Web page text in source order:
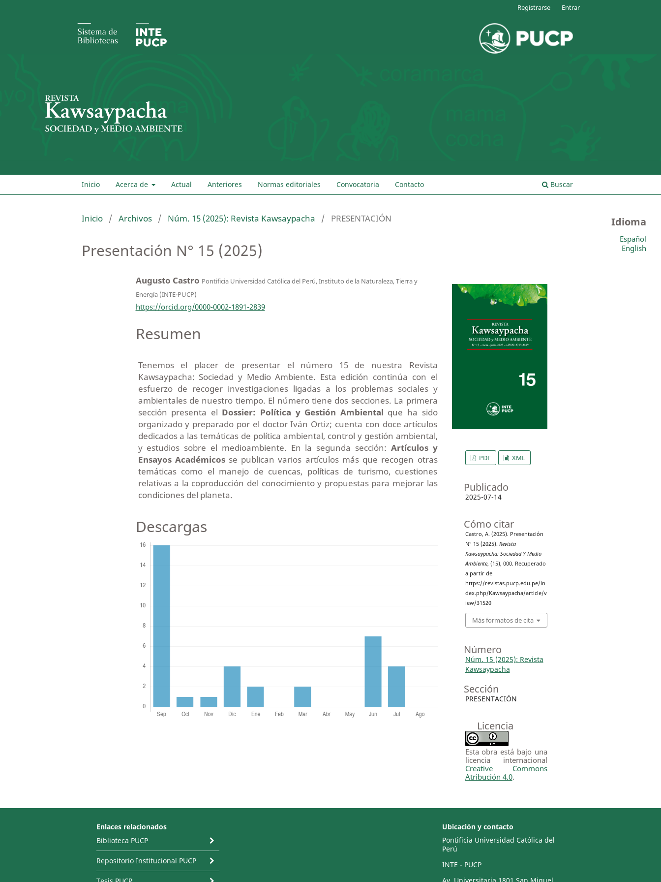
Inicio Acerca de Actual Anteriores Normas editoriales Convocatoria Contacto Buscar
Registrarse Entrar
Inicio / Archivos / Núm. 15 (2025): Revista Kawsaypacha / PRESENTACIÓN
Presentación N° 15 (2025)
Augusto Castro Pontificia Universidad Católica del Perú, Instituto de la Naturaleza, Tierra y
Energía (INTE-PUCP)
https://orcid.org/0000-0002-1891-2839
Resumen
Tenemos el placer de presentar el número 15 de nuestra Revista
Kawsaypacha: Sociedad y Medio Ambiente. Esta edición continúa con el
esfuerzo de recoger investigaciones ligadas a los problemas sociales y
ambientales de nuestro tiempo. El número tiene dos secciones. La primera
sección presenta el Dossier: Política y Gestión Ambiental que ha sido
organizado y preparado por el doctor Iván Ortiz; cuenta con doce artículos
dedicados a las temáticas de política ambiental, control y gestión ambiental,
y estudios sobre el medioambiente. En la segunda sección: Artículos y
Ensayos Académicosse publican varios artículos más que recogen otras
temáticas como el manejo de cuencas, políticas de turismo, cuestiones
relativas a la coproducción del conocimiento y propuestas para mejorar las
condiciones del planeta.
Descargas
PDF XML
Publicado
2025-07-14
Cómo citar
Castro, A. (2025). Presentación
N° 15 (2025). Revista
Kawsaypacha: Sociedad Y Medio
Ambiente, (15), 000. Recuperado
a partir de
https://revistas.pucp.edu.pe/in
dex.php/Kawsaypacha/article/v
iew/31520
Más formatos de cita
Número
Núm. 15 (2025): Revista
Kawsaypacha
Sección
PRESENTACIÓN
Licencia
Esta obra está bajo una
licencia internacional
Creative Commons
Atribución 4.0.
Idioma
Español
English
Enlaces relacionados
Biblioteca PUCP
Repositorio Institucional PUCP
Ubicación y contacto
Pontificia Universidad Católica del
Perú
INTE - PUCP